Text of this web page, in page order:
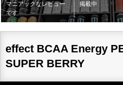
マニアックなレビュー
です
掲載中
effect BCAA Energy
SUPER BERRY